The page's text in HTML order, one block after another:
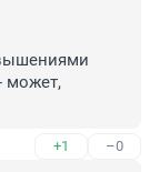
может,
+1 –0